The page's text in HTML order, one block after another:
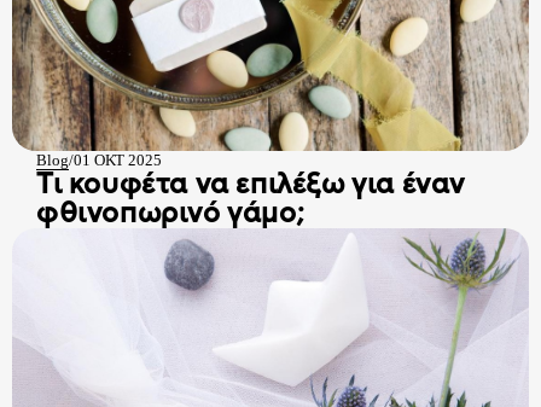
Blog/01 ΟΚΤ 2025
Τι κουφέτα να επιλέξω για έναν
φθινοπωρινό γάμο;